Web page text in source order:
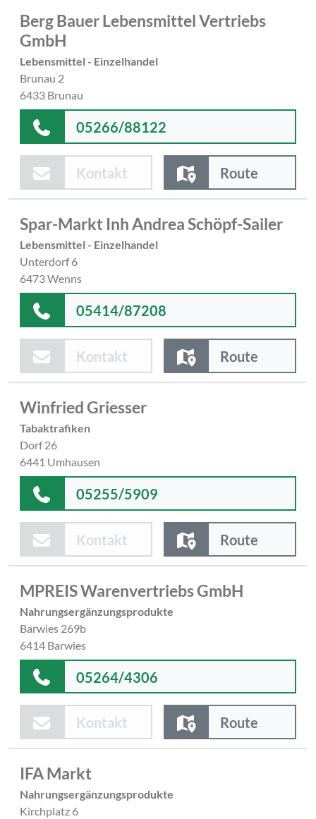
Berg Bauer Lebensmittel Vertriebs
GmbH
Lebensmittel - Einzelhandel
Brunau 2
6433 Brunau
05266/88122
Kontakt Route
Spar-Markt Inh Andrea Schöpf-Sailer
Lebensmittel - Einzelhandel
Unterdorf 6
6473 Wenns
05414/87208
Kontakt Route
Winfried Griesser
Tabaktrafiken
Dorf 26
6441 Umhausen
05255/5909
Kontakt Route
MPREIS Warenvertriebs GmbH
Nahrungsergänzungsprodukte
Barwies 269b
6414 Barwies
05264/4306
Kontakt Route
IFA Markt
Nahrungsergänzungsprodukte
Kirchplatz 6